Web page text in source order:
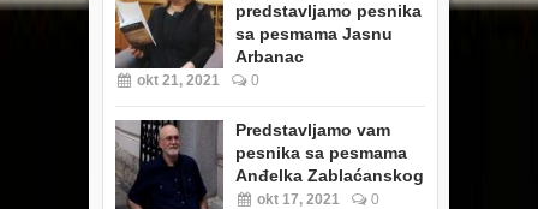
predstavljamo pesnika
sa pesmama Jasnu
Arbanac
okt 21, 2021 0
Predstavljamo vam
pesnika sa pesmama
Anđelka Zablaćanskog
okt 17, 2021 0